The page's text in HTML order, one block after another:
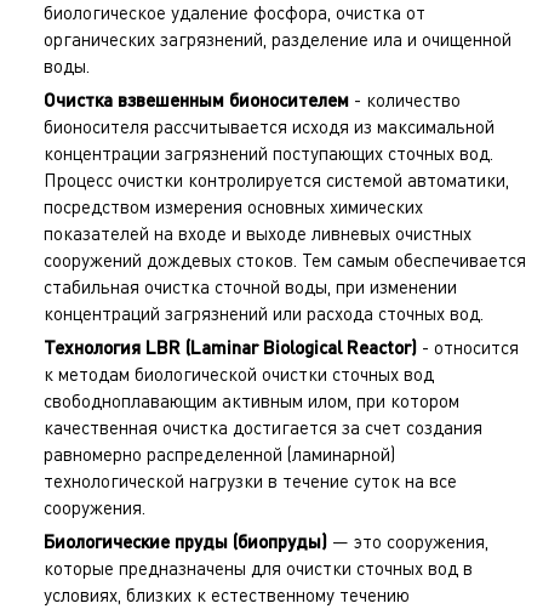
биологическое удаление фосфора, очистка от
органических загрязнений, разделение ила и очищенной
воды.
Очистка взвешенным бионосителем - количество
бионосителя рассчитывается исходя из максимальной
концентрации загрязнений поступающих сточных вод.
Процесс очистки контролируется системой автоматики,
посредством измерения основных химических
показателей на входе и выходе ливневых очистных
сооружений дождевых стоков . Тем самым обеспечивается
стабильная очистка сточной воды, при изменении
концентраций загрязнений или расхода сточных вод.
Технология LBR (Laminar Biological Reactor) - относится
к методам биологической очистки сточных вод
свободноплавающим активным илом, при котором
качественная очистка достигается за счет создания
равномерно распределенной (ламинарной)
технологической нагрузки в течение суток на все
сооружения.
Биологические пруды (биопруды) — это сооружения,
которые предназначены для очистки сточных вод в
условиях, близких к естественному течению